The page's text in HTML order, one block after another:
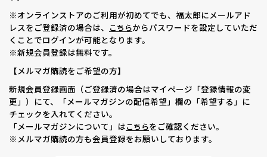
※オンラインストアのご利用が初めてでも、福太郎にメールアド
レスをご登録済の場合は、 こちらからパスワードを設定していただ
くことでログインが可能となります。
※新規会員登録は無料です。
【メルマガ購読をご希望の方】
新規会員登録画面（ご登録済の場合はマイページ「登録情報の変
更」）にて、「メールマガジンの配信希望」欄の「希望する」に
チェックを入れてください。
「メールマガジンについて」はこちらをご確認ください。
※メルマガ購読の方も会員登録をお願いしております。